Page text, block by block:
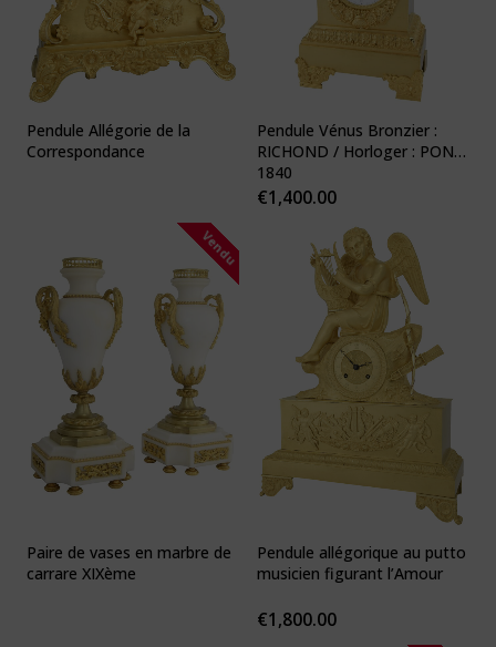
Pendule Allégorie de la
Correspondance
Pendule Vénus Bronzier :
RICHOND / Horloger : PONS
1840
€1,400.00
Vendu
Paire de vases en marbre de
carrare XIXème
Pendule allégorique au putto
musicien figurant l’Amour
€1,800.00